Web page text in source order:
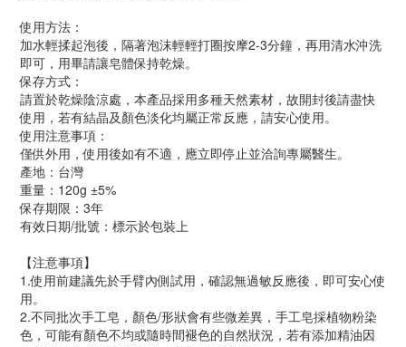
使用方法：
加水輕揉起泡後，隔著泡沫輕輕打圈按摩2-3分鐘，再用清水沖洗
即可，用畢請讓皂體保持乾燥。
保存方式：
請置於乾燥陰涼處，本產品採用多種天然素材，故開封後請盡快
使用，若有結晶及顏色淡化均屬正常反應，請安心使用。
使用注意事項：
僅供外用，使用後如有不適，應立即停止並洽詢專屬醫生。
產地：台灣
重量：120g ±5%
保存期限：3年
有效日期/批號：標示於包裝上
【注意事項】
1.使用前建議先於手臂內側試用，確認無過敏反應後，即可安心使
用。
2.不同批次手工皂，顏色/形狀會有些微差異，手工皂採植物粉染
色，可能有顏色不均或隨時間褪色的自然狀況，若有添加精油因